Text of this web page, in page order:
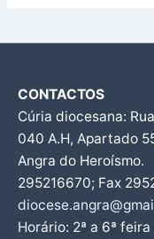
CONTACTOS
Cúria diocesana:
040 A.H, Apartado
Angra do Heroísmo.
295216670; Fax
Horário: 2ª a 6ª